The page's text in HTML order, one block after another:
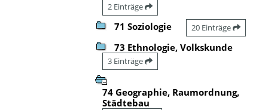
2 Einträge
71 Soziologie 20 Einträge
73 Ethnologie, Volkskunde
3 Einträge
74 Geographie, Raumordnung,
Städtebau